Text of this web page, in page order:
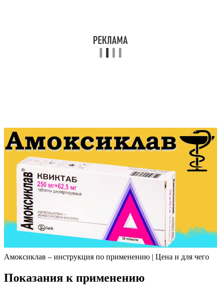
Амоксиклав – инструкция по применению | Цена и для чего
Показания к применению